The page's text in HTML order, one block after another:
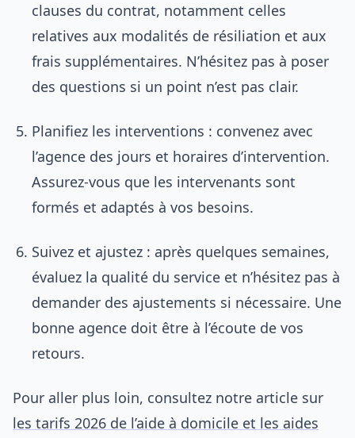
clauses du contrat, notamment celles
relatives aux modalités de résiliation et aux
frais supplémentaires. N’hésitez pas à poser
des questions si un point n’est pas clair.
Planifiez les interventions : convenez avec
l’agence des jours et horaires d’intervention.
Assurez-vous que les intervenants sont
formés et adaptés à vos besoins.
Suivez et ajustez : après quelques semaines,
évaluez la qualité du service et n’hésitez pas à
demander des ajustements si nécessaire. Une
bonne agence doit être à l’écoute de vos
retours.
Pour aller plus loin, consultez notre article sur
les tarifs 2026 de l’aide à domicile et les aides